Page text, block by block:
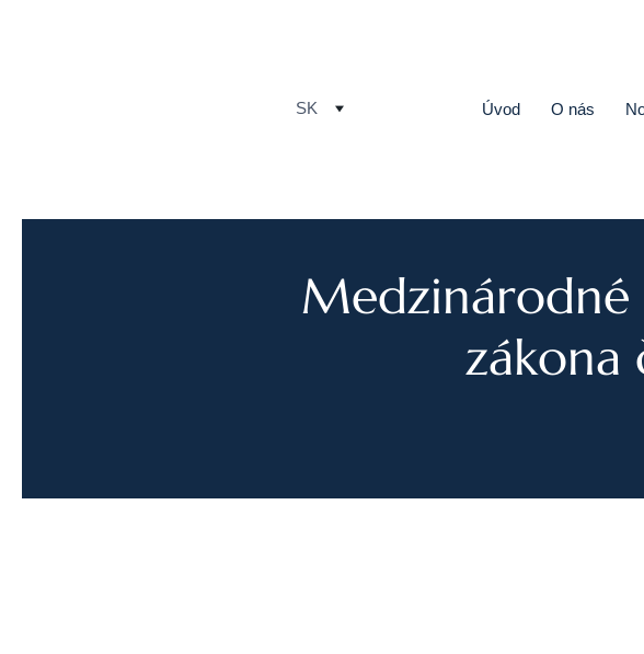
SK Úvod O nás
Public Private
Riešenie sporov
Fúzie a akvizície
Medzinárodné
zákona